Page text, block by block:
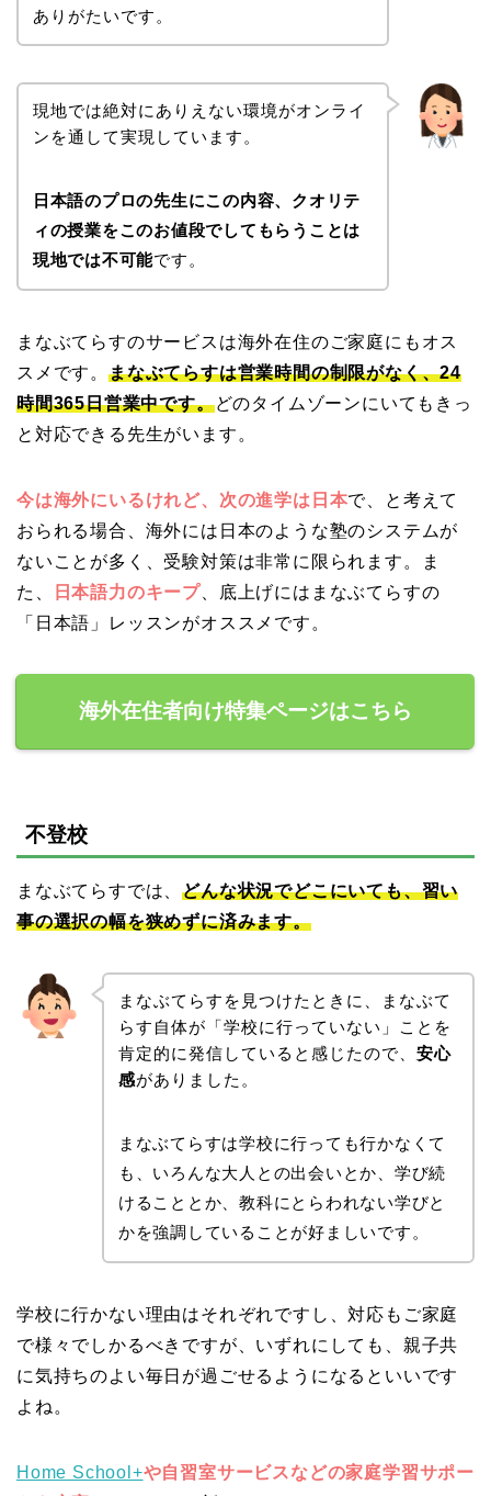
ありがたいです。
現地では絶対にありえない環境がオンライ
ンを通して実現しています。
日本語のプロの先生にこの内容、クオリテ
ィの授業をこのお値段でしてもらうことは
現地では不可能です。
まなぶてらすのサービスは海外在住のご家庭にもオス
スメです。 まなぶてらすは営業時間の制限がなく、24
時間365日営業中です。どのタイムゾーンにいてもきっ
と対応できる先生がいます。
今は海外にいるけれど、次の進学は日本で、と考えて
おられる場合、海外には日本のような塾のシステムが
ないことが多く、受験対策は非常に限られます。ま
た、
日本語力のキープ 、底上げにはまなぶてらすの
「日本語」レッスンがオススメです。
海外在住者向け特集ページはこちら
不登校
まなぶてらすでは、どんな状況でどこにいても、習い
事の選択の幅を狭めずに済みます。
まなぶてらすを見つけたときに、まなぶて
らす自体が「学校に行っていない」ことを
肯定的に発信していると感じたので、 安心
感がありました。
まなぶてらすは学校に行っても行かなくて
も、いろんな大人との出会いとか、学び続
けることとか、教科にとらわれない学びと
かを強調していることが好ましいです。
学校に行かない理由はそれぞれですし、対応もご家庭
で様々でしかるべきですが、いずれにしても、親子共
に気持ちのよい毎日が過ごせるようになるといいです
よね。
Home School+や自習室サービスなどの家庭学習サポー